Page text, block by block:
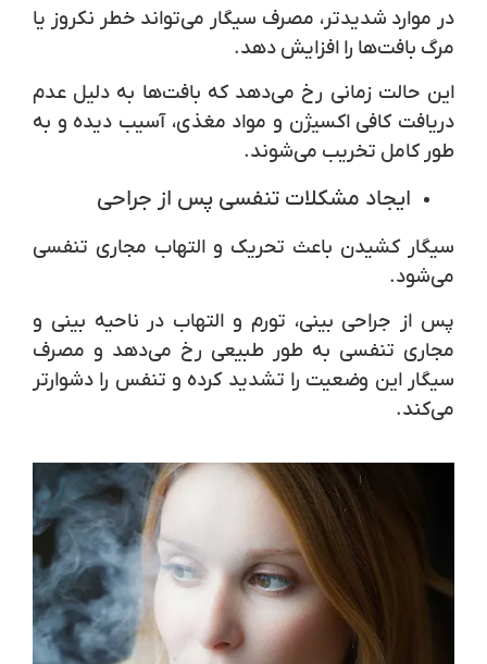
در موارد شدیدتر، مصرف سیگار می‌تواند خطر نکروز یا
مرگ بافت‌ها را افزایش دهد.
این حالت زمانی رخ می‌دهد که بافت‌ها به دلیل عدم
دریافت کافی اکسیژن و مواد مغذی، آسیب دیده و به
طور کامل تخریب می‌شوند.
ایجاد مشکلات تنفسی پس از جراحی
سیگار کشیدن باعث تحریک و التهاب مجاری تنفسی
می‌شود.
پس از جراحی بینی، تورم و التهاب در ناحیه بینی و
مجاری تنفسی به طور طبیعی رخ می‌دهد و مصرف
سیگار این وضعیت را تشدید کرده و تنفس را دشوارتر
می‌کند.